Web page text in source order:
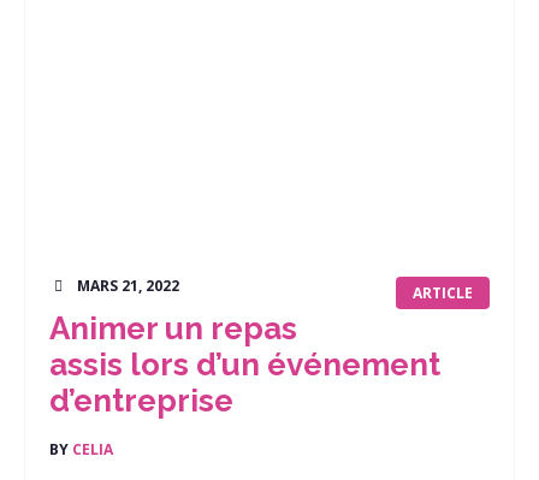
ARTICLE
MARS 21, 2022
Animer un repas
assis lors d’un événement
d’entreprise
BY CELIA